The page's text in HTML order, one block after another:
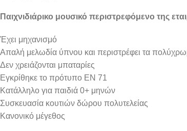
Παιχνιδιάρικο μουσικό περιστρεφόμενο της
Έχει μηχανισμό
Απαλή μελωδία ύπνου και περιστρέφει τα
Δεν χρειάζονται μπαταρίες
Εγκρίθηκε το πρότυπο EN 71
Κατάλληλο για παιδιά 0+ μηνών
Συσκευασία κουτιών δώρου πολυτελείας
Κανονικό μέγεθος